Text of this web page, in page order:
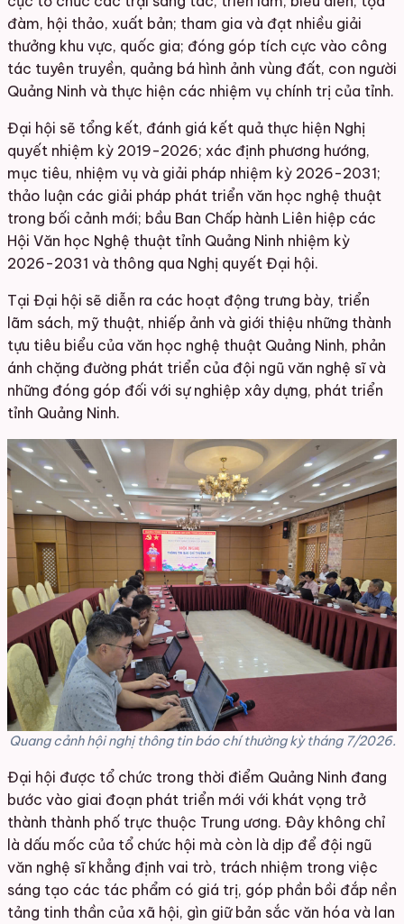
đàm, hội thảo, xuất bản; tham gia và đạt nhiều giải
thưởng khu vực, quốc gia; đóng góp tích cực vào công
tác tuyên truyền, quảng bá hình ảnh vùng đất, con người
Quảng Ninh và thực hiện các nhiệm vụ chính trị của tỉnh.
Đại hội sẽ tổng kết, đánh giá kết quả thực hiện Nghị
quyết nhiệm kỳ 2019-2026; xác định phương hướng,
mục tiêu, nhiệm vụ và giải pháp nhiệm kỳ 2026-2031;
thảo luận các giải pháp phát triển văn học nghệ thuật
trong bối cảnh mới; bầu Ban Chấp hành Liên hiệp các
Hội Văn học Nghệ thuật tỉnh Quảng Ninh nhiệm kỳ
2026-2031 và thông qua Nghị quyết Đại hội.
Tại Đại hội sẽ diễn ra các hoạt động trưng bày, triển
lãm sách, mỹ thuật, nhiếp ảnh và giới thiệu những thành
tựu tiêu biểu của văn học nghệ thuật Quảng Ninh, phản
ánh chặng đường phát triển của đội ngũ văn nghệ sĩ và
những đóng góp đối với sự nghiệp xây dựng, phát triển
tỉnh Quảng Ninh.
Quang cảnh hội nghị thông tin báo chí thường kỳ tháng 7/2026.
Đại hội được tổ chức trong thời điểm Quảng Ninh đang
bước vào giai đoạn phát triển mới với khát vọng trở
thành thành phố trực thuộc Trung ương. Đây không chỉ
là dấu mốc của tổ chức hội mà còn là dịp để đội ngũ
văn nghệ sĩ khẳng định vai trò, trách nhiệm trong việc
sáng tạo các tác phẩm có giá trị, góp phần bồi đắp nền
tảng tinh thần của xã hội, gìn giữ bản sắc văn hóa và lan